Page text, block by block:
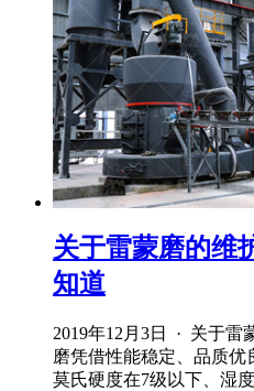
关于雷蒙磨的维
知道
2019年12月3日 · 关于雷
磨凭借性能稳定、品质
莫氏硬度在7级以下、湿